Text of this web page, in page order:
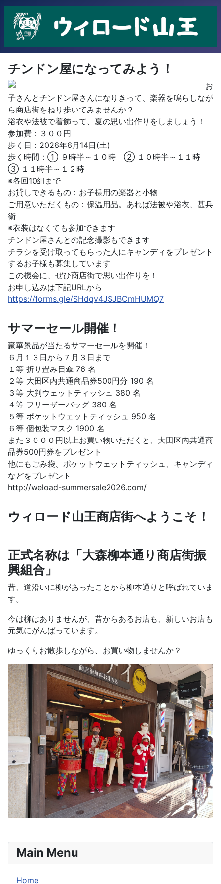
チンドン屋になってみよう！
お
子さんとチンドン屋さんになりきって、楽器を鳴らしなが
ら商店街をねり歩いてみませんか？
浴衣や法被で着飾って、夏の思い出作りをしましょう！
参加費：３００円
歩く日：2026年6月14日(土)
歩く時間：① ９時半～１０時 ② １０時半～１１時
③ １１時半～１２時
※各回10組まで
お貸しできるもの：お子様用の楽器と小物
ご用意いただくもの：保温用品。あれば法被や浴衣、甚兵
衛
※衣装はなくても参加できます
チンドン屋さんとの記念撮影もできます
チラシを受け取ってもらった人にキャンディをプレゼント
するお子様も募集しています
この機会に、ぜひ商店街で思い出作りを！
お申し込みは下記URLから
https://forms.gle/SHdqv4JSJBCmHUMQ7
サマーセール開催！
豪華景品が当たるサマーセールを開催！
６月１３日から７月３日まで
１等 折り畳み日傘 76 名
２等 大田区内共通商品券500円分 190 名
３等 大判ウェットティッシュ 380 名
４等 フリーザーバッグ 380 名
５等 ポケットウェットティッシュ 950 名
６等 個包装マスク 1900 名
また３０００円以上お買い物いただくと、大田区内共通商
品券500円券をプレゼント
他にもごみ袋、ポケットウェットティッシュ、キャンディ
などをプレゼント
http://weload-summersale2026.com/
ウィロード山王商店街へようこそ！
正式名称は「大森柳本通り商店街振
興組合」
昔、道沿いに柳があったことから柳本通りと呼ばれていま
す。
今は柳はありませんが、昔からあるお店も、新しいお店も
元気にがんばっています。
ゆっくりお散歩しながら、お買い物しませんか？
Main Menu
Home